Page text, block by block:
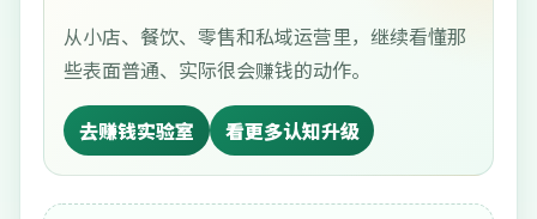
从小店、餐饮、零售和私域运营里，继续看懂那
些表面普通、实际很会赚钱的动作。
去赚钱实验室 看更多认知升级